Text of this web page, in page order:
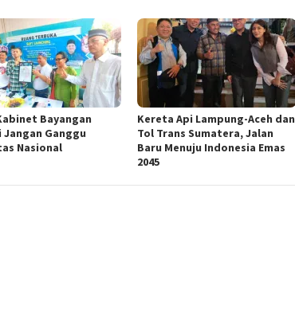
Bayangan
Jangan Ganggu
Nasional
Kereta Api Lampung-Aceh dan
Tol Trans Sumatera, Jalan
Baru Menuju Indonesia Emas
2045